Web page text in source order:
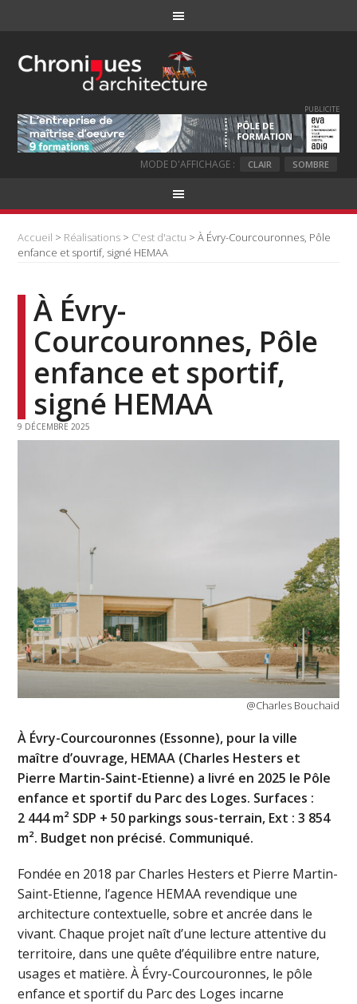
PUBLICITE
MODE D'AFFICHAGE : CLAIR SOMBRE
Accueil > Réalisations > C'est d'actu > À Évry-Courcouronnes, Pôle
enfance et sportif, signé HEMAA
À Évry-
Courcouronnes, Pôle
enfance et sportif,
signé HEMAA
9 DÉCEMBRE 2025
@Charles Bouchaid
À Évry-Courcouronnes (Essonne), pour la ville
maître d’ouvrage, HEMAA (Charles Hesters et
Pierre Martin-Saint-Etienne) a livré en 2025 le Pôle
enfance et sportif du Parc des Loges. Surfaces :
2 444 m² SDP + 50 parkings sous-terrain, Ext : 3 854
m². Budget non précisé. Communiqué.
Fondée en 2018 par Charles Hesters et Pierre Martin-
Saint-Etienne, l’agence HEMAA revendique une
architecture contextuelle, sobre et ancrée dans le
vivant. Chaque projet naît d’une lecture attentive du
territoire, dans une quête d’équilibre entre nature,
usages et matière. À Évry-Courcouronnes, le pôle
enfance et sportif du Parc des Loges incarne